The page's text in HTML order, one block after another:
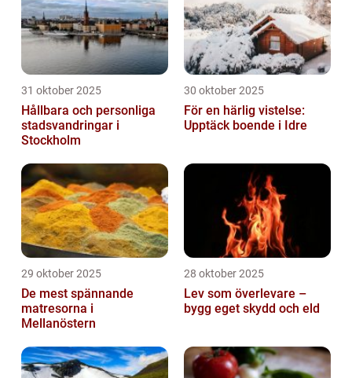
31 oktober 2025
Hållbara och personliga
stadsvandringar i
Stockholm
30 oktober 2025
För en härlig vistelse:
Upptäck boende i Idre
29 oktober 2025
De mest spännande
matresorna i
Mellanöstern
28 oktober 2025
Lev som överlevare –
bygg eget skydd och eld